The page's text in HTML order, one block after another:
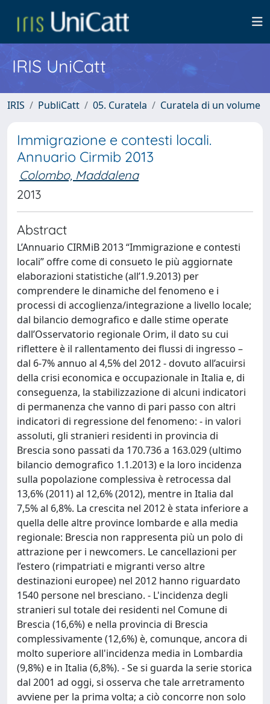
IRIS UniCatt
IRIS PubliCatt 05. Curatela Curatela di un volume
Immigrazione e contesti locali.
Annuario Cirmib 2013
Colombo, Maddalena
2013
Abstract
L’Annuario CIRMiB 2013 “Immigrazione e contesti
locali” offre come di consueto le più aggiornate
elaborazioni statistiche (all’1.9.2013) per
comprendere le dinamiche del fenomeno e i
processi di accoglienza/integrazione a livello locale;
dal bilancio demografico e dalle stime operate
dall’Osservatorio regionale Orim, il dato su cui
riflettere è il rallentamento dei flussi di ingresso –
dal 6-7% annuo al 4,5% del 2012 - dovuto all’acuirsi
della crisi economica e occupazionale in Italia e, di
conseguenza, la stabilizzazione di alcuni indicatori
di permanenza che vanno di pari passo con altri
indicatori di regressione del fenomeno: - in valori
assoluti, gli stranieri residenti in provincia di
Brescia sono passati da 170.736 a 163.029 (ultimo
bilancio demografico 1.1.2013) e la loro incidenza
sulla popolazione complessiva è retrocessa dal
13,6% (2011) al 12,6% (2012), mentre in Italia dal
7,5% al 6,8%. La crescita nel 2012 è stata inferiore a
quella delle altre province lombarde e alla media
regionale: Brescia non rappresenta più un polo di
attrazione per i newcomers. Le cancellazioni per
l’estero (rimpatriati e migranti verso altre
destinazioni europee) nel 2012 hanno riguardato
1540 persone nel bresciano. - L'incidenza degli
stranieri sul totale dei residenti nel Comune di
Brescia (16,6%) e nella provincia di Brescia
complessivamente (12,6%) è, comunque, ancora di
molto superiore all'incidenza media in Lombardia
(9,8%) e in Italia (6,8%). - Se si guarda la serie storica
dal 2001 ad oggi, si osserva che tale arretramento
avviene per la prima volta; a ciò concorre non solo